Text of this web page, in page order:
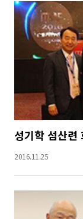
성기학 섬산련
2016.11.25